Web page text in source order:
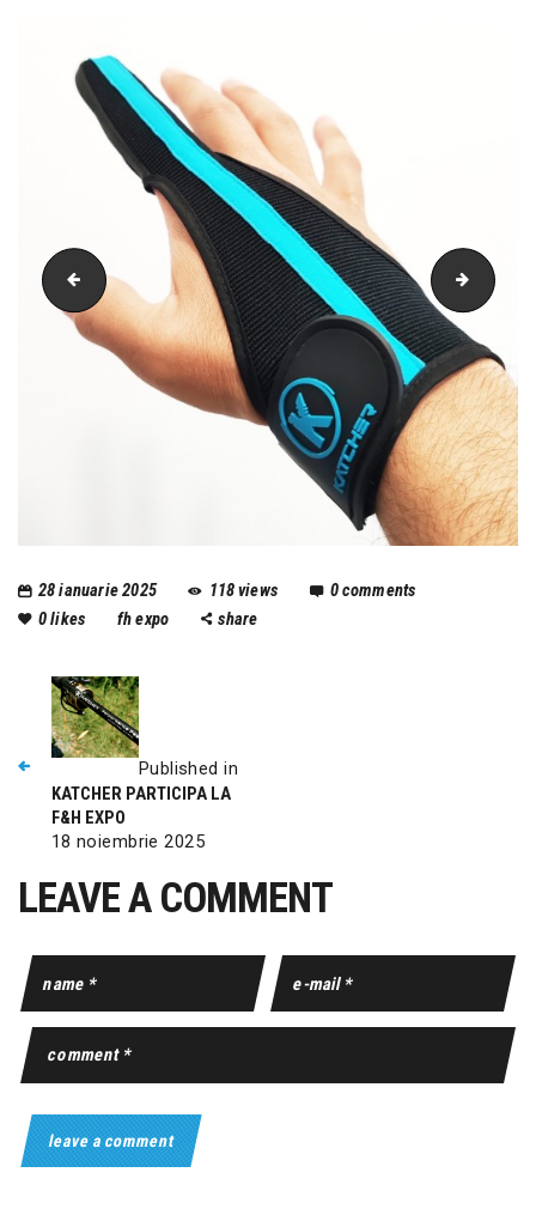
3.6 v2_light design
28 ianuarie 2025 118views 0comments
0likes fh expo share
Published in
KATCHER PARTICIPA LA
F&H EXPO
18 noiembrie 2025
LEAVE A COMMENT